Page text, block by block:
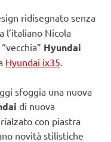
ridisegnato senza
l’italiano Nicola
Hyundai
Hyundai ix35
sfoggia una nuova
di nuova
con piastra
novità stilistiche